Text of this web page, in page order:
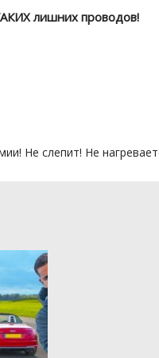
лишних проводов!
Не слепит! Не